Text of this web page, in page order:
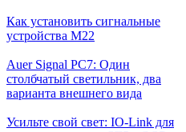
Как установить сигнальные
устройства М22
Auer Signal PC7: Один
столбчатый светильник, два
варианта внешнего вида
Усильте свой свет: IO-Link для